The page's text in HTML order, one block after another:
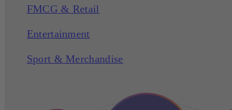
FMCG & Retail
Entertainment
Sport & Merchandise